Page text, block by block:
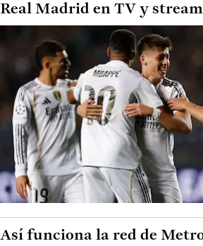
Real Madrid en TV y
Así funciona la red de